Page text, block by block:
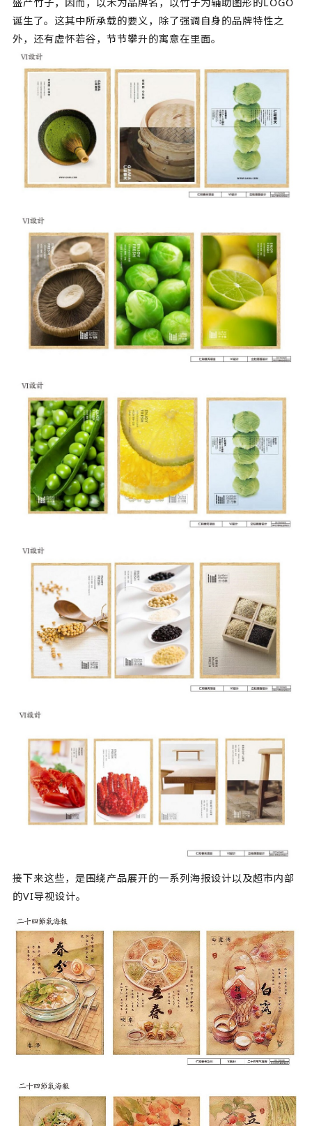
诞生了。这其中所承载的要义，除了强调自身的品牌特性之
外，还有虚怀若谷，节节攀升的寓意在里面。
接下来这些，是围绕产品展开的一系列海报设计以及超市内部
的VI导视设计。